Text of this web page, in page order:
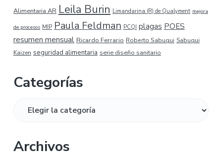
Alimentaria AR Leila Burin Limandarina (R) de Qualyment mejora
de procesos MIP Paula Feldman PCQI plagas POES
resumen mensual Ricardo Ferrario Roberto Sabuqui Sabuqui
Kaizen seguridad alimentaria serie diseño sanitario
Categorías
Archivos